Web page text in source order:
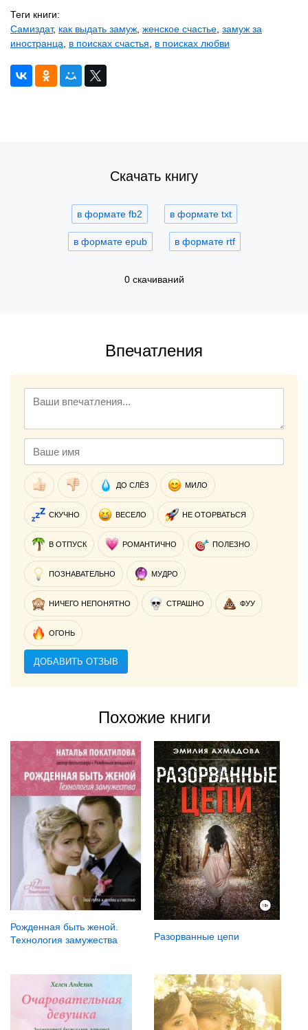
Теги книги:
Самиздат, как выдать замуж женское счастье замуж за
иностранца
в поисках счастья в поисках любви
Скачать книгу
в формате fb2 в формате txt
в формате epub в формате rtf
0 скачиваний
Впечатления
ДО СЛЁЗ МИЛО
СКУЧНО ВЕСЕЛО НЕ ОТОРВАТЬСЯ
В ОТПУСК РОМАНТИЧНО ПОЛЕЗНО
ПОЗНАВАТЕЛЬНО МУДРО
НИЧЕГО НЕПОНЯТНО СТРАШНО ФУУ
ОГОНЬ
ДОБАВИТЬ ОТЗЫВ
Похожие книги
Рожденная быть женой.
Технология замужества
Разорванные цепи